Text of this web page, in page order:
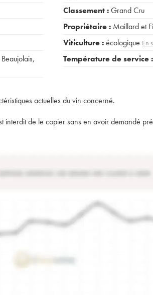
,
Classement :Grand Cru
Propriétaire : Maillard et
Viticulture :écologique En
Température de service :
actuelles du vin concerné.
interdit de le copier sans en avoir demandé